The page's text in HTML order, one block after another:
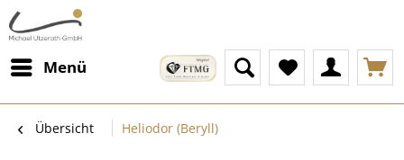
Menü
Übersicht Heliodor (Beryll)